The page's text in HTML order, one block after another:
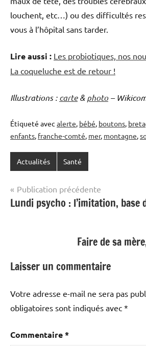
louchent, etc…) ou des difficultés
vous à l’hôpital sans tarder.
Lire aussi : Les probiotiques, nos
La coqueluche est de retour !
Illustrations :carte&photo–
Étiqueté avec alerte, bébé, boutons,
enfants, franche-comté, mer, montagne,
Actualités Santé
Navigation
de
Publication précédente
Lundi psycho : l’imitation, base
Faire de sa
Laisser un commentaire
Votre adresse e-mail ne sera pas
obligatoires sont indiqués avec *
Commentaire*